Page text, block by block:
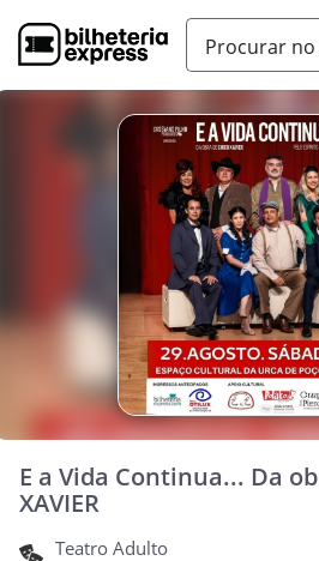
E a Vida Continua... Da
XAVIER
Teatro Adulto